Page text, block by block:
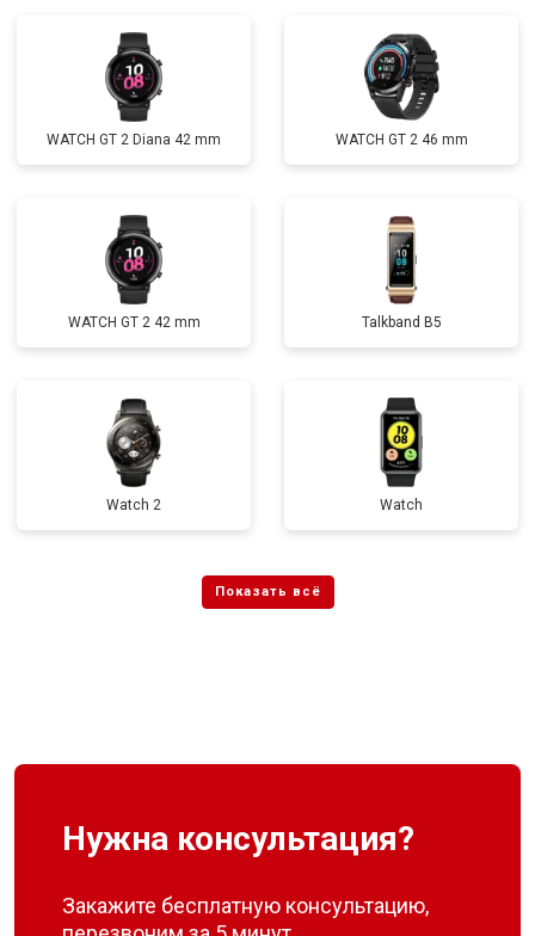
WATCH GT 2 Diana 42 mm WATCH GT 2 46 mm
WATCH GT 2 42 mm Talkband B5
Watch 2 Watch
Нужна консультация?
Закажите бесплатную консультацию,